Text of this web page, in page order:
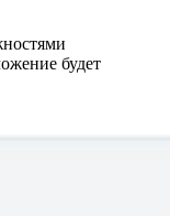
будет